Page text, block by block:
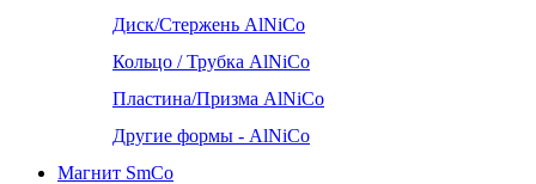
Диск/Стержень AlNiCo
Кольцо / Трубка AlNiCo
Пластина/Призма AlNiCo
Другие формы - AlNiCo
Магнит SmCo